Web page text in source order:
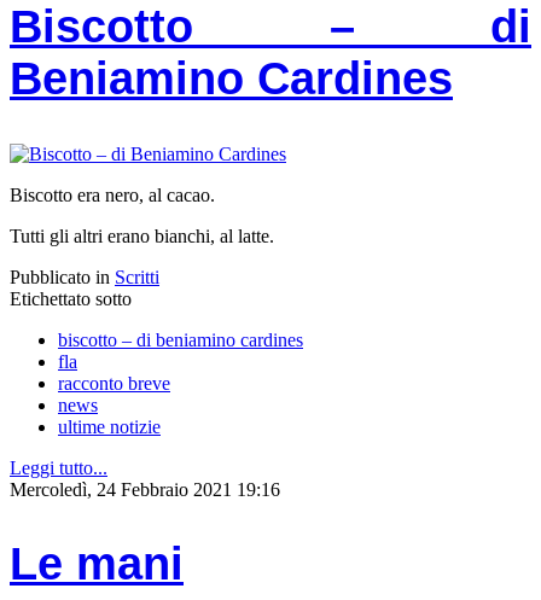
Biscotto – di
Beniamino Cardines
Biscotto era nero, al cacao.
Tutti gli altri erano bianchi, al latte.
Pubblicato in Scritti
Etichettato sotto
biscotto – di beniamino cardines
fla
racconto breve
news
ultime notizie
Leggi tutto...
Mercoledì, 24 Febbraio 2021 19:16
Le mani